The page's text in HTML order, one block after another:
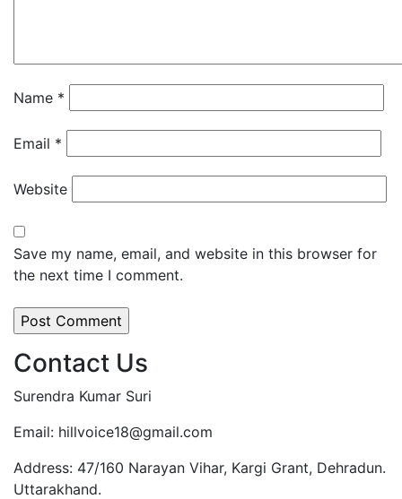
Name *
Email *
Website
Save my name, email, and website in this browser for
the next time I comment.
Contact Us
Surendra Kumar Suri
Email: hillvoice18@gmail.com
Address: 47/160 Narayan Vihar, Kargi Grant, Dehradun.
Uttarakhand.